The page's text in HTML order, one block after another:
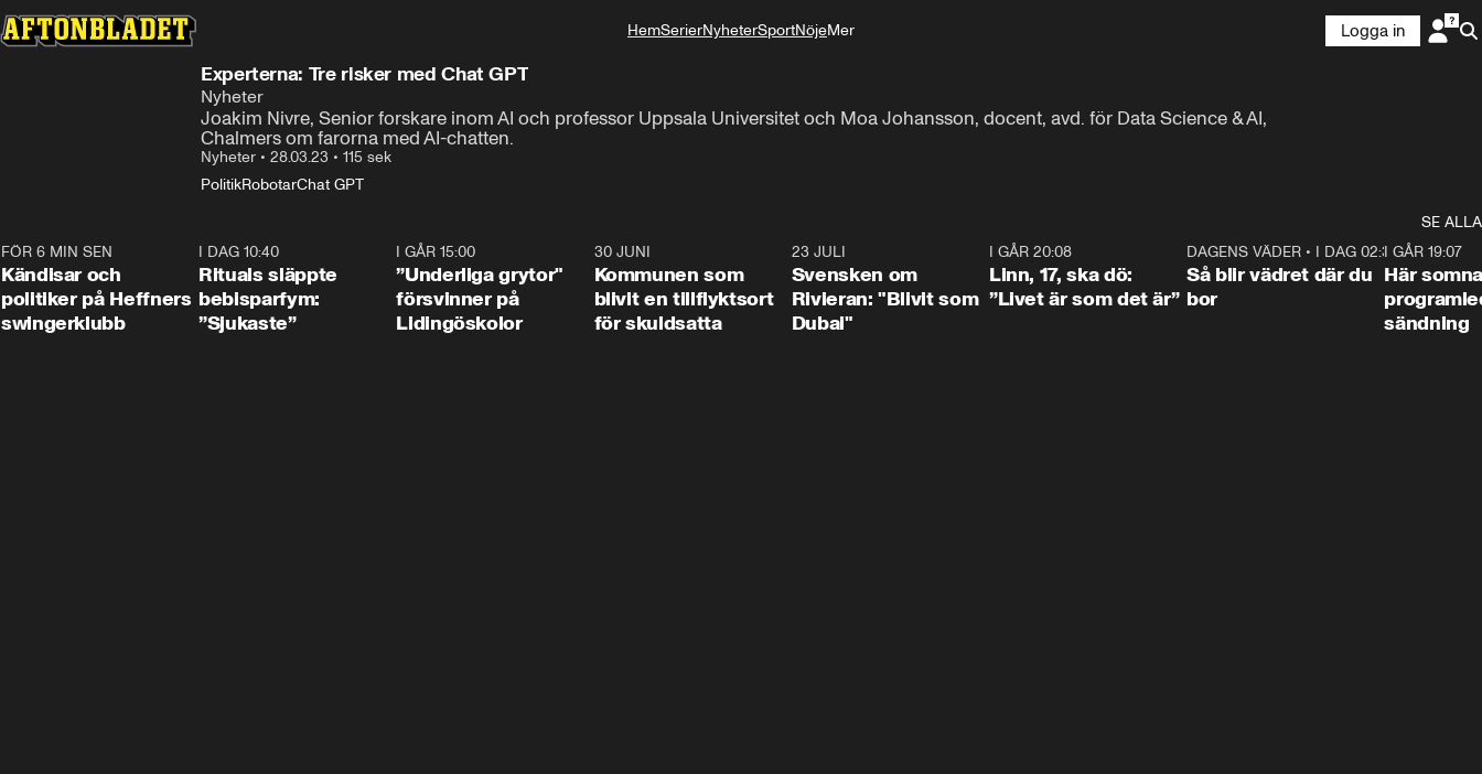
HemSerierNyheterSportNöjeMer
Logga in
Experterna: Tre risker med Chat GPT
Nyheter
Joakim Nivre, Senior forskare inom AI och professor Uppsala Universitet och Moa Johansson, docent, avd. för Data Science & AI,
Chalmers om farorna med AI-chatten.
Nyheter • 28.03.23 • 115 sek
PolitikRobotarChat GPT
SE ALLA
FÖR 6 MIN SEN
Kändisar och
politiker på Heffners
swingerklubb
I DAG 10:40
Rituals släppte
bebisparfym:
”Sjukaste”
I GÅR 15:00
”Underliga grytor"
försvinner på
Lidingöskolor
30 JUNI
Kommunen som
blivit en tillflyktsort
för skuldsatta
23 JULI
Svensken om
Rivieran: "Blivit som
Dubai"
I GÅR 20:08
Linn, 17, ska dö:
”Livet är som det är”
1:06
DAGENS VÄDER • I DAG 02:30
Så blir vädret där du
bor
I GÅR 19:07
Här
sändning